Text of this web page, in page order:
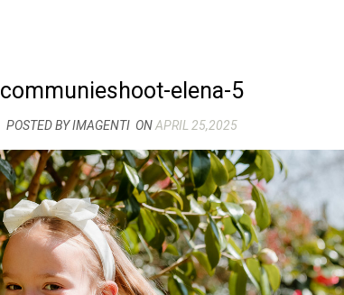
communieshoot-elena-5
POSTED BY IMAGENTI ONAPRIL 25,2025